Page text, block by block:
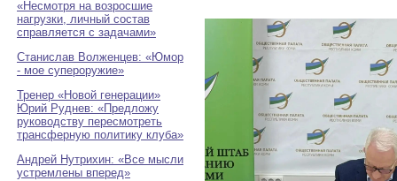
«Несмотря на возросшие
нагрузки, личный состав
справляется с задачами»
Станислав Волженцев: «Юмор
- мое супероружие»
Тренер «Новой генерации»
Юрий Руднев: «Предложу
руководству пересмотреть
трансферную политику клуба»
Андрей Нутрихин: «Все мысли
устремлены вперед»